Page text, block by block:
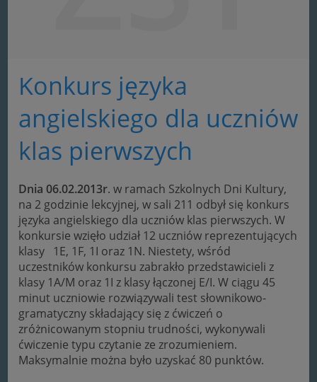
Konkurs języka
angielskiego dla uczniów
klas pierwszych
Dnia 06.02.2013r. w ramach Szkolnych Dni Kultury,
na 2 godzinie lekcyjnej, w sali 211 odbył się konkurs
języka angielskiego dla uczniów klas pierwszych. W
konkursie wzięło udział 12 uczniów reprezentujących
klasy 1E, 1F, 1I oraz 1N. Niestety, wśród
uczestników konkursu zabrakło przedstawicieli z
klasy 1A/M oraz 1I z klasy łączonej E/I. W ciągu 45
minut uczniowie rozwiązywali test słownikowo-
gramatyczny składający się z ćwiczeń o
zróżnicowanym stopniu trudności, wykonywali
ćwiczenie typu czytanie ze zrozumieniem.
Maksymalnie można było uzyskać 80 punktów.